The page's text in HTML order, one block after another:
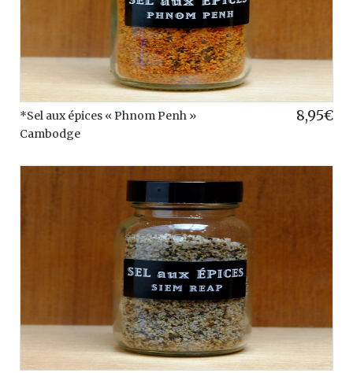
*Sel aux épices « Phnom Penh »
Cambodge
8,95€